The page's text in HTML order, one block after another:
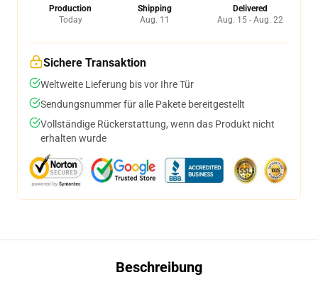
Production
Today
Shipping
Aug. 11
Delivered
Aug. 15 - Aug. 22
Sichere Transaktion
Weltweite Lieferung bis vor Ihre Tür
Sendungsnummer für alle Pakete bereitgestellt
Vollständige Rückerstattung, wenn das Produkt nicht
erhalten wurde
Beschreibung